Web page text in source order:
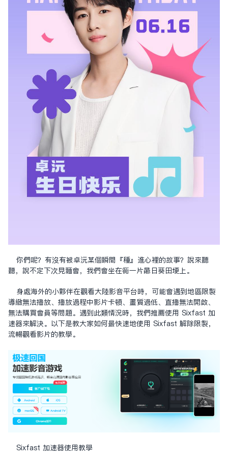
你們呢？有沒有被卓沅某個瞬間『種』進心裡的故事？說來聽
聽，說不定下次見面會，我們會坐在同一片向日葵田埂上。
身處海外的小夥伴在觀看大陸影音平台時，可能會遇到地區限制
導致無法播放、播放過程中影片卡頓、畫質過低、直播無法開啟、
無法購買會員等問題。遇到此類情況時，我們推薦使用 Sixfast 加
速器來解決。以下是教大家如何最快速地使用 Sixfast 解除限制，
流暢觀看影片的教學。
Sixfast 加速器使用教學